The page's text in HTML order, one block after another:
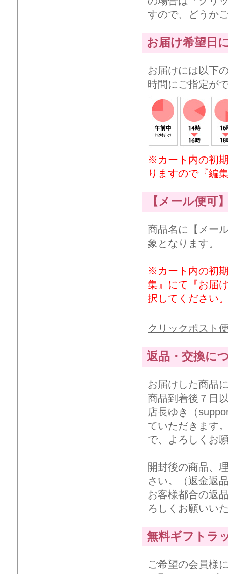
すので、どうか
お届け希望日
お届けには以下
時間にご指定が
※カート内の初
りますので『編
【メール便可
商品名に【メー
象となります。
※カート内の初
集』にて『お届
択してください
クリックポスト
返品・交換に
お届けした商品
商品到着後７日
店長ゆき
（
ていただきます
で、よろしくお
開封後の商品、
さい。（返金返
お客様都合の返
ろしくお願いい
無料ギフトラ
ご希望の会員様